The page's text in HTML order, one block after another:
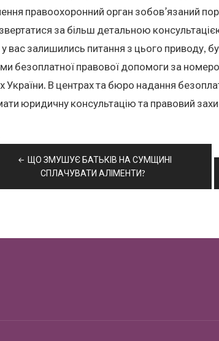
правоохоронний орган зобов’язаний
за більш детальною
вас залишились питання з цього приводу,
безоплатної правової допомоги за
України. В центрах та бюро надання
юридичну консультацію та правовий
ЩО ЗМУШУЄ БАТЬКІВ НА СУМЩИНІ
СПЛАЧУВАТИ АЛІМЕНТИ?